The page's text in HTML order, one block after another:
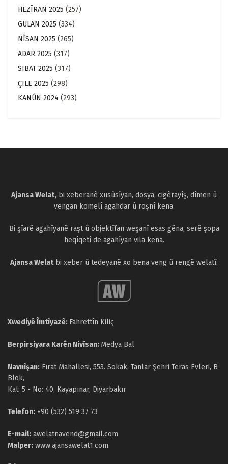
HEZÎRAN 2025 (257)
GULAN 2025 (334)
NÎSAN 2025 (265)
ADAR 2025 (317)
SIBAT 2025 (317)
ÇILE 2025 (298)
KANÛN 2024 (293)
Ajansa Welat, bi xeberanê xusûsîyan, dosya, cigêrayîş, dîmen û
vengan komelî agahdar û roşnî kena.
Bi şîarê agahîyanê raşt û objektîfan weşanî esas gêna, serê şopa
heqîqetî de agahîyan vila kena.
Ajansa Welatbi xeber û tedeyanê xo bena veng û rengê welatî.
Xwediyê Îmtîyazê: Fahrettîn Kiliç
Berpirsiyara Karên Nivîsan: Medya Bal
Navnîşan: Fırat Mahallesi, 553. Sokak, Tanlar Şehri Teras Evleri, B
Blok,
Kat: 5 - No: 40, Kayapınar, Diyarbakır
Telefon: +90 (532) 519 37 73
E-mail: awelatnavend@gmail.com
Malper: www.ajansawelat1.com